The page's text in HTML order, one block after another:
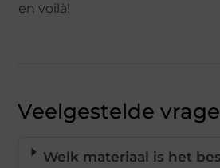
en voilà!
Veelgestelde
Welk materiaal is het